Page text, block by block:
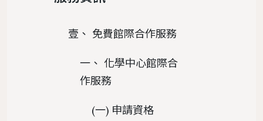
壹、 免費館際合作服務
一、 化學中心館際合
作服務
(一) 申請資格